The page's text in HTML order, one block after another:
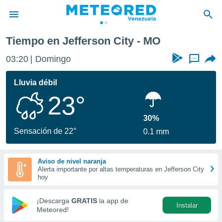
de
ha
para
que se
calidad.
a este
las
y
forma
digital
basada
Tiempo en Jefferson City - MO
03:20 Domingo ...
Lluvia débil
23°
Sensación de 22°
30%
0.1 mm
Aviso de nivel naranja
Alerta importante por altas temperaturas en Jefferson City
hoy
¡Descarga GRATIS la app de
Meteored!
Instalar